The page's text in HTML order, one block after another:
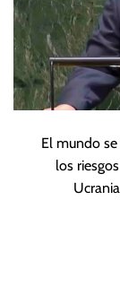
El mundo
los